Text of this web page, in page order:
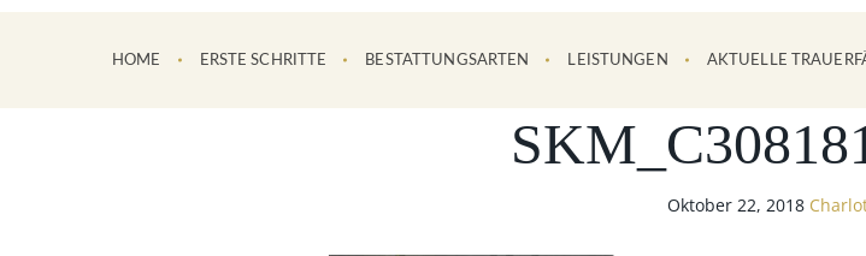
HOME ERSTE SCHRITTE BESTATTUNGSARTEN LEISTUNGEN AKTUELLE
Oktober 22, 2018